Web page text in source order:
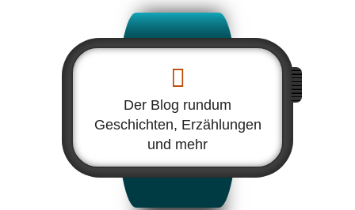
Der Blog rundum
Geschichten, Erzählungen
und mehr